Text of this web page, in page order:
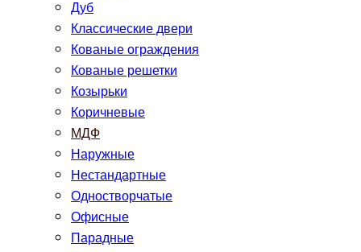
Дуб
Классические двери
Кованые ограждения
Кованые решетки
Козырьки
Коричневые
МДФ
Наружные
Нестандартные
Одностворчатые
Офисные
Парадные